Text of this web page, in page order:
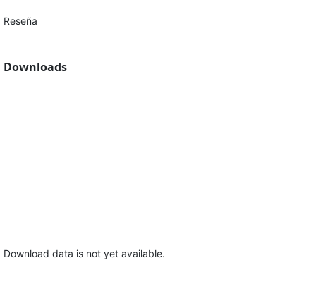
Reseña
Downloads
Download data is not yet available.